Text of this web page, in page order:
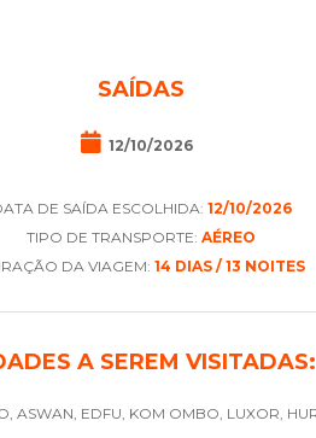
SAÍDAS
12/10/2026
DE SAÍDA ESCOLHIDA: 12/10/2026
TIPO DE TRANSPORTE: AÉREO
DA VIAGEM: 14 DIAS / 13 NOITES
A SEREM VISITADAS:
ASWAN, EDFU, KOM OMBO, LUXOR,